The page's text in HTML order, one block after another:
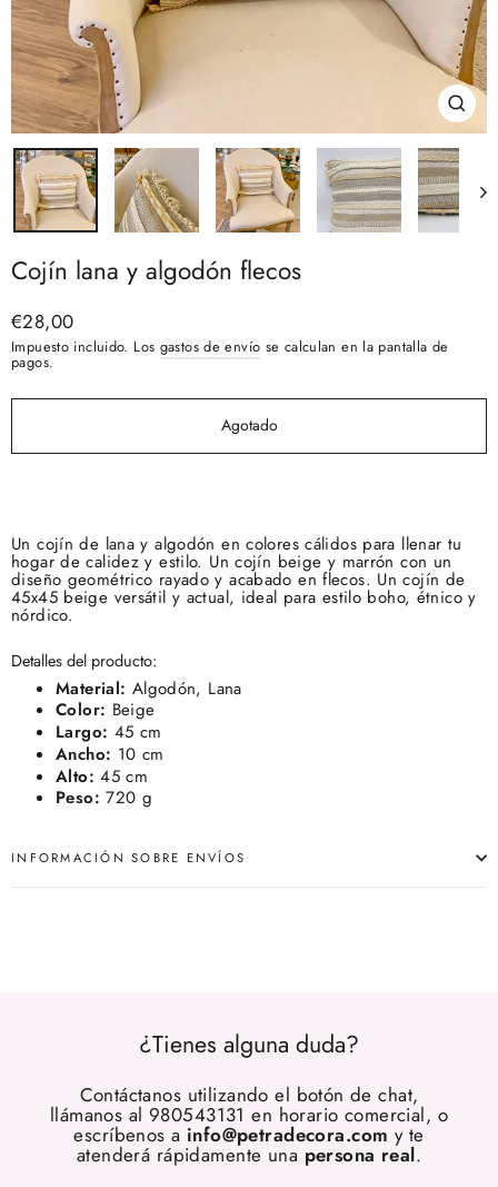
(esc)
Cojín lana y algodón flecos
Precio
habitual
€28,00
Impuesto incluido. Los gastos de envío se calculan en la pantalla de
pagos.
Agotado
Un cojín de lana y algodón en colores cálidos para llenar tu
hogar de calidez y estilo. Un cojín beige y marrón con un
diseño geométrico rayado y acabado en flecos. Un cojín de
45x45 beige versátil y actual, ideal para estilo boho, étnico y
nórdico.
Detalles del producto:
Material: Algodón, Lana
Color: Beige
Largo: 45 cm
Ancho: 10 cm
Alto: 45 cm
Peso: 720 g
INFORMACIÓN SOBRE ENVÍOS
¿Tienes alguna duda?
Contáctanos utilizando el botón de chat,
llámanos al 980543131 en horario comercial, o
escríbenos a info@petradecora.com y te
atenderá rápidamente una persona real.